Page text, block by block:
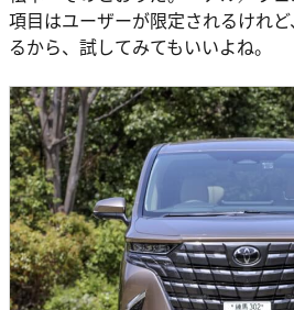
項目はユーザーが限定されるけれ
るから、試してみてもいいよね。